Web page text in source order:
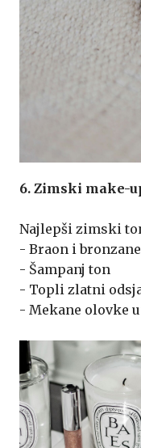
6. Zimski make-
Najlepši zimski
- Braon i
- Šampanj ton
- Topli zlatni
- Mekane olovke